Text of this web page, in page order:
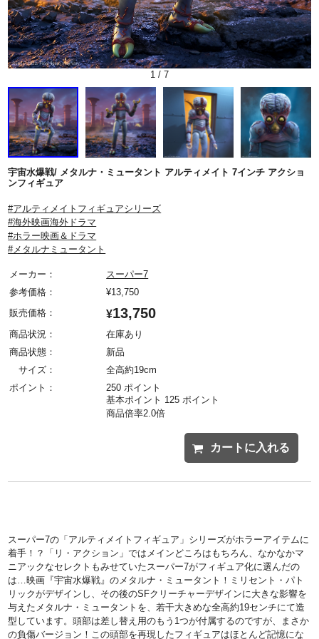
1 / 7
宇宙水爆戦/ メタルナ・ミュータント アルティメイト 7インチ アクショ
ンフィギュア
#アルティメイトフィギュアシリーズ
#海外映画海外ドラマ
#ホラー映画＆ドラマ
#メタルナミュータント
メーカー：
スーパー7
参考価格：
¥13,750
販売価格：
¥13,750
商品状況：
在庫あり
商品状態：
新品
サイズ：
全高約19cm
ポイント：
250 ポイント
基本ポイント 125 ポイント
商品倍率2.0倍
カートに入れる
スーパー7の「アルティメイトフィギュア」シリーズがホラーアイテムに
着手！？「リ・アクション」ではメインどころはもちろん、なかなかマ
ニアックなセレクトもみせていたスーパー7がフィギュア化に選んだの
は…映画『宇宙水爆戦』のメタルナ・ミュータント！ミリセント・パト
リックがデザインし、その後のSFクリーチャーデザインに大きな影響を
与えたメタルナ・ミュータントを、若干大きめな全高約19センチにて造
型しています。頭部は差し替え用のもう1つが付属するのですが、まさか
の負傷バージョン！この頭部を再現したフィギュアはほとんど記憶にな